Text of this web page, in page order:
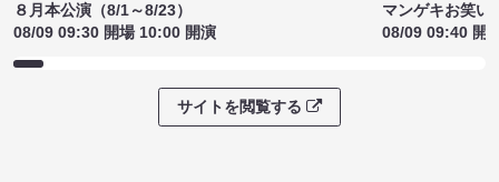
８月本公演（8/1～8/23）
08/09 09:30 開場 10:00 開演
マンゲキお笑い
08/09 09:40 開
サイトを閲覧する